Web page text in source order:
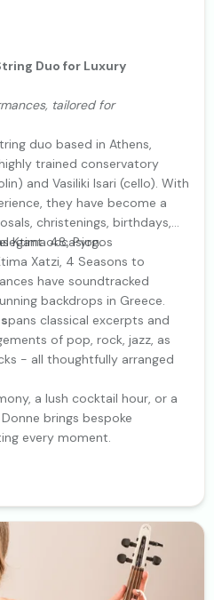
Duo for Luxury
tailored for
duo based in Athens,
trained conservatory
and Vasiliki Isari (cello). With
they have become a
christenings, birthdays,
occasion.
Ktima 48, Pyrgos
Xatzi, 4 Seasons to
have soundtracked
backdrops in Greece.
pans classical excerpts and
of pop, rock, jazz, as
- all thoughtfully arranged
a lush cocktail hour, or a
brings bespoke
every moment.